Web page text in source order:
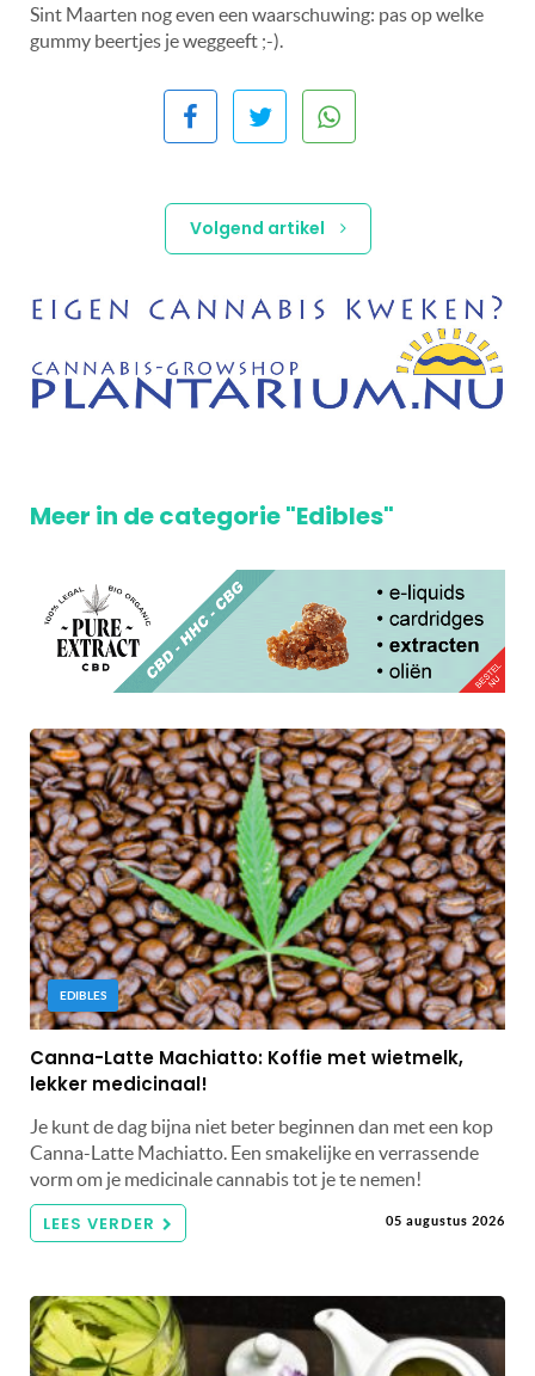
Sint Maarten nog even een waarschuwing: pas op welke
gummy beertjes je weggeeft ;-).
Volgend artikel
Meer in de categorie "Edibles"
EDIBLES
Canna-Latte Machiatto: Koffie met wietmelk,
lekker medicinaal!
Je kunt de dag bijna niet beter beginnen dan met een kop
Canna-Latte Machiatto. Een smakelijke en verrassende
vorm om je medicinale cannabis tot je te nemen!
LEES VERDER 05 augustus 2026